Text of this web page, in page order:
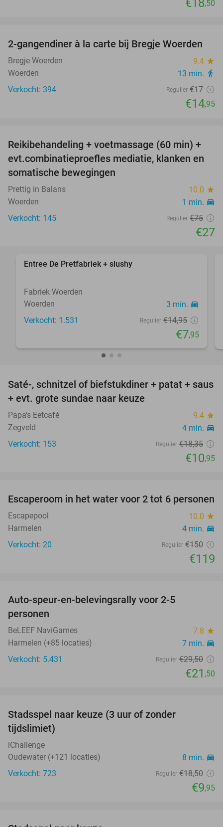
€18,50
12%
2-gangendiner à la carte bij Bregje Woerden
Bregje Woerden 9.4 star
Woerden 13 min. directions_walk
Verkocht: 394 Regulier €17
€14,95
64%
Reikibehandeling + voetmassage (60 min) +
evt.combinatieproefles mediatie, klanken en
somatische bewegingen
Prettig in Balans 10.0 star
Woerden 1 min. directions_car
Verkocht: 145 Regulier €75
€27
favorite_border
Entree De Pretfabriek + slushy
Fabriek Woerden
Woerden
3 min. directions_car
Verkocht: 1.531 Regulier €14,95
€7,95
40%
Saté-, schnitzel of biefstukdiner + patat + saus
+ evt. grote sundae naar keuze
Papa's Eetcafé 9.4 star
Zegveld 4 min. directions_car
Verkocht: 153 Regulier €18,35
€10,95
21%
Escaperoom in het water voor 2 tot 6 personen
Escapepool 10.0 star
Harmelen 4 min. directions_car
Verkocht: 20 Regulier €150
€119
Auto-speur-en-belevingsrally voor 2-5
personen
BeLEEF NaviGames 7.8 star
Harmelen (+85 locaties) 7 min. directions_car
Verkocht: 5.431 Regulier €29,50
€21 ,50
Stadsspel naar keuze (3 uur of zonder
tijdslimiet)
iChallenge
Oudewater (+121 locaties)
8 min. directions_car
Verkocht: 723 Regulier €18,50
€9,95